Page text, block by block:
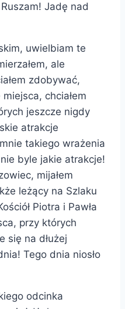
Jadę nad
uwielbiam te
ale
zdobywać,
chciałem
jeszcze nigdy
atrakcje
takiego wrażenia
byle jakie atrakcje!
mijałem
leżący na Szlaku
Piotra i Pawła
przy których
się na dłużej
Tego dnia niosło
odcinka